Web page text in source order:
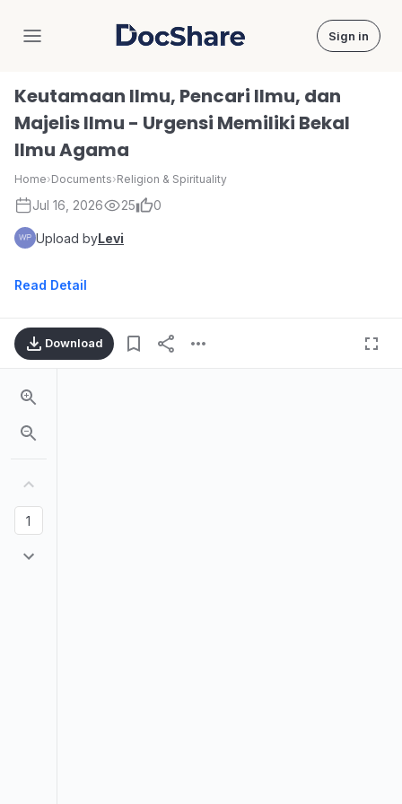
DocShare Sign in
Keutamaan Ilmu, Pencari Ilmu, dan
Majelis Ilmu - Urgensi Memiliki Bekal
Ilmu Agama
Home›Documents›Religion & Spirituality
Jul 16, 2026 25 0
Upload byLevi
Read Detail
Download